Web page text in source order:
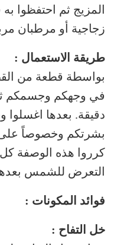
المزيج ثم احتفظوا
زجاجية أو مرطبان
طريقة الاستعمال :
بواسطة قطعة من
في وجهكم وجسمكم
دقيقة. بعدها اغسلوا
بشرتكم وخصوصاً على
كرروا هذه الوصفة
التعرض للشمس
فوائد المكونات :
خل التفاح :